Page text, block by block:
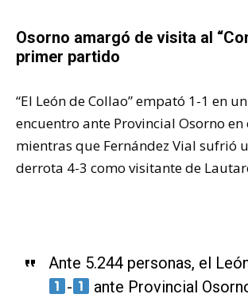
Osorno amargó de visita al
primer partido
“El León de Collao” empató 1-1 en
encuentro ante Provincial Osorno en
mientras que Fernández Vial sufrió
derrota 4-3 como visitante de
Ante 5.244 personas, el
-
ante Provincial